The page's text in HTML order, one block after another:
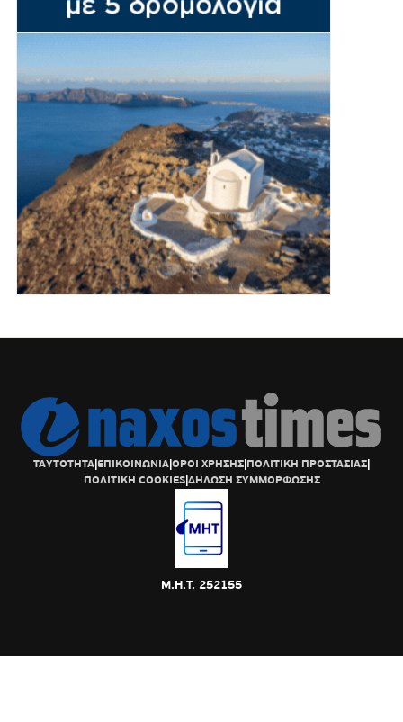
ΤΑΥΤΟΤΗΤΑ|ΕΠΙΚΟΙΝΩΝΙΑ|ΟΡΟΙ ΧΡΗΣΗΣ|ΠΟΛΙΤΙΚΗ ΠΡΟΣΤΑΣΙΑΣ|
ΠΟΛΙΤΙΚΗ COOKIES|ΔΗΛΩΣΗ ΣΥΜΜΟΡΦΩΣΗΣ
Μ.Η.Τ. 252155